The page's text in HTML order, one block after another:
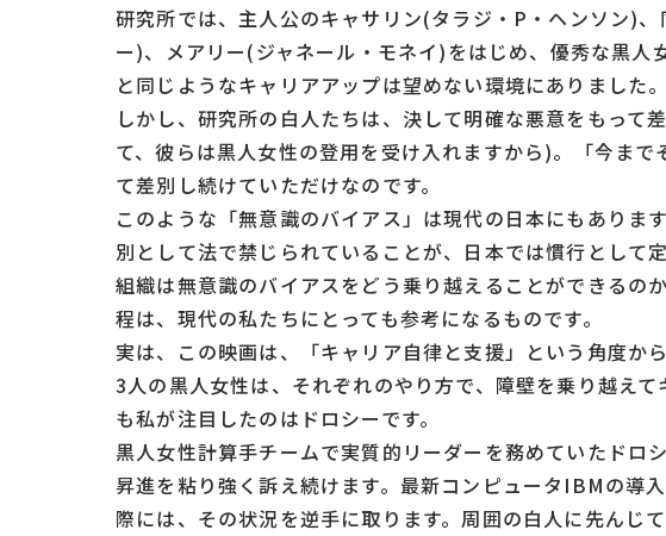
研究所では、主人公のキャサリン(タラジ・P・ヘンソン)
ー)、メアリー(ジャネール・モネイ)をはじめ、優秀な黒人
と同じようなキャリアアップは望めない環境にありました。
しかし、研究所の白人たちは、決して明確な悪意をもって
て、彼らは黒人女性の登用を受け入れますから)。「今ま
て差別し続けていただけなのです。
このような「無意識のバイアス」は現代の日本にもありま
別として法で禁じられていることが、日本では慣行として定
組織は無意識のバイアスをどう乗り越えることができるの
程は、現代の私たちにとっても参考になるものです。
実は、この映画は、「キャリア自律と支援」という角度か
3人の黒人女性は、それぞれのやり方で、障壁を乗り越え
も私が注目したのはドロシーです。
黒人女性計算手チームで実質的リーダーを務めていたドロ
昇進を粘り強く訴え続けます。最新コンピュータIBMの導
際には、その状況を逆手に取ります。周囲の白人に先んじ